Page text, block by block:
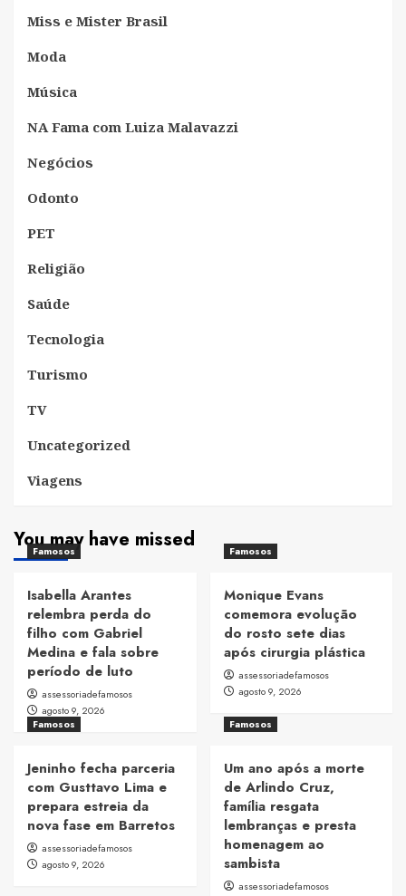
Miss e Mister Brasil
Moda
Música
NA Fama com Luiza Malavazzi
Negócios
Odonto
PET
Religião
Saúde
Tecnologia
Turismo
TV
Uncategorized
Viagens
You may have missed
Famosos
Isabella Arantes
relembra perda do
filho com Gabriel
Medina e fala sobre
período de luto
assessoriadefamosos
agosto 9, 2026
Famosos
Monique Evans
comemora evolução
do rosto sete dias
após cirurgia plástica
assessoriadefamosos
agosto 9, 2026
Famosos
Jeninho fecha parceria
com Gusttavo Lima e
prepara estreia da
nova fase em Barretos
assessoriadefamosos
agosto 9, 2026
Famosos
Um ano após a morte
de Arlindo Cruz,
família resgata
lembranças e presta
homenagem ao
sambista
assessoriadefamosos